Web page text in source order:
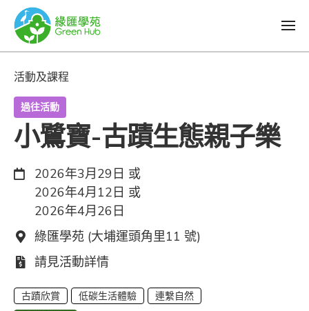
活動及課程
過往活動
小鷺寶-古蹟生態親子樂
日期：
2026年3月29日 或
2026年4月12日 或
2026年4月26日
地點：
綠匯學苑 (大埔運頭角里11 號)
費用：
請見活動詳情
古蹟欣賞 低碳生活體驗
連繫自然